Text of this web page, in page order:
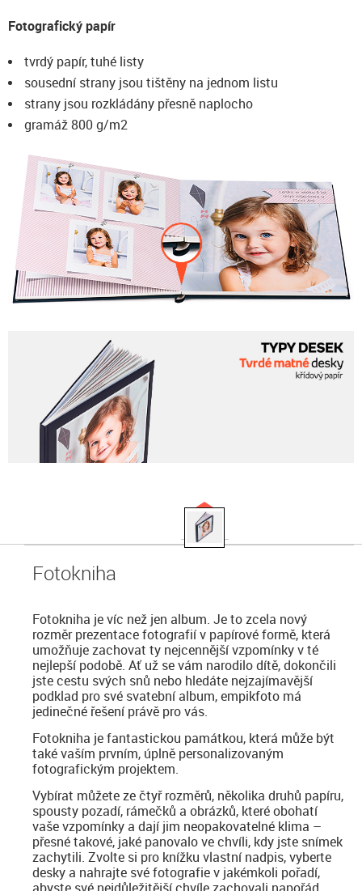
Fotografický papír
tvrdý papír, tuhé listy
sousední strany jsou tištěny na jednom listu
strany jsou rozkládány přesně naplocho
gramáž 800 g/m2
Fotokniha
Fotokniha je víc než jen album. Je to zcela nový
rozměr prezentace fotografií v papírové formě, která
umožňuje zachovat ty nejcennější vzpomínky v té
nejlepší podobě. Ať už se vám narodilo dítě, dokončili
jste cestu svých snů nebo hledáte nejzajímavější
podklad pro své svatební album, empikfoto má
jedinečné řešení právě pro vás.
Fotokniha je fantastickou památkou, která může být
také vaším prvním, úplně personalizovaným
fotografickým projektem.
Vybírat můžete ze čtyř rozměrů, několika druhů papíru,
spousty pozadí, rámečků a obrázků, které obohatí
vaše vzpomínky a dají jim neopakovatelné klima –
přesné takové, jaké panovalo ve chvíli, kdy jste snímek
zachytili. Zvolte si pro knížku vlastní nadpis, vyberte
desky a nahrajte své fotografie v jakémkoli pořadí,